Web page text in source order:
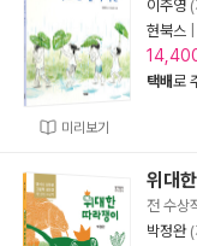
미리보기
이주영
현북스
택배로
위대
전 수상
박정완(